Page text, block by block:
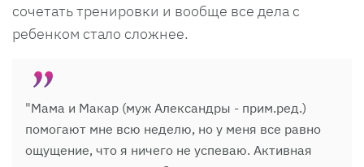
сочетать тренировки и вообще все дела с
ребенком стало сложнее.
"Мама и Макар (муж Александры - прим.ред.)
помогают мне всю неделю, но у меня все равно
ощущение, что я ничего не успеваю. Активная